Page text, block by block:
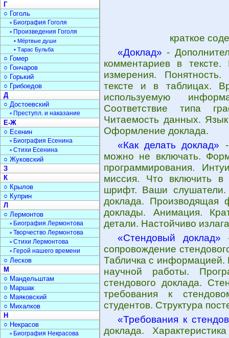
краткое
«Доклад» -
комментариев в
измерения.
тексте и в таблицах.
используемую
Соответствие типа
Читаемость данных.
Оформление доклада.
«Как делать доклад»
можно не включать.
программирования.
миссия. Что включить в
шрифт. Ваши слушатели.
доклада. Производящая
доклады. Анимация.
детали. Настойчиво
«Стендовый доклад»
сопровождение
Табличка с
научной работы.
стендового доклада.
требования к
студентов. Структура
«Требования к
доклада.
Г
○ Гоголь
▫ Биография Гоголя
▫ Произведения Гоголя
• Мёртвые души
• Тарас Бульба
○ Гомер
○ Гончаров
○ Горький
○ Грибоедов
Д
○ Достоевский
▫ Преступл. и наказание
Е-Ж
○ Есенин
▫ Биография Есенина
▫ Стихи Есенина
○ Жуковский
З
К
○ Крылов
○ Куприн
Л
○ Лермонтов
▫ Биография Лермонтова
▫ Творчество Лермонтова
▫ Стихи Лермонтова
▫ Герой нашего времени
○ Лесков
М
○ Мандельштам
○ Маршак
○ Маяковский
○ Михалков
Н
○ Некрасов
▫ Биография Некрасова